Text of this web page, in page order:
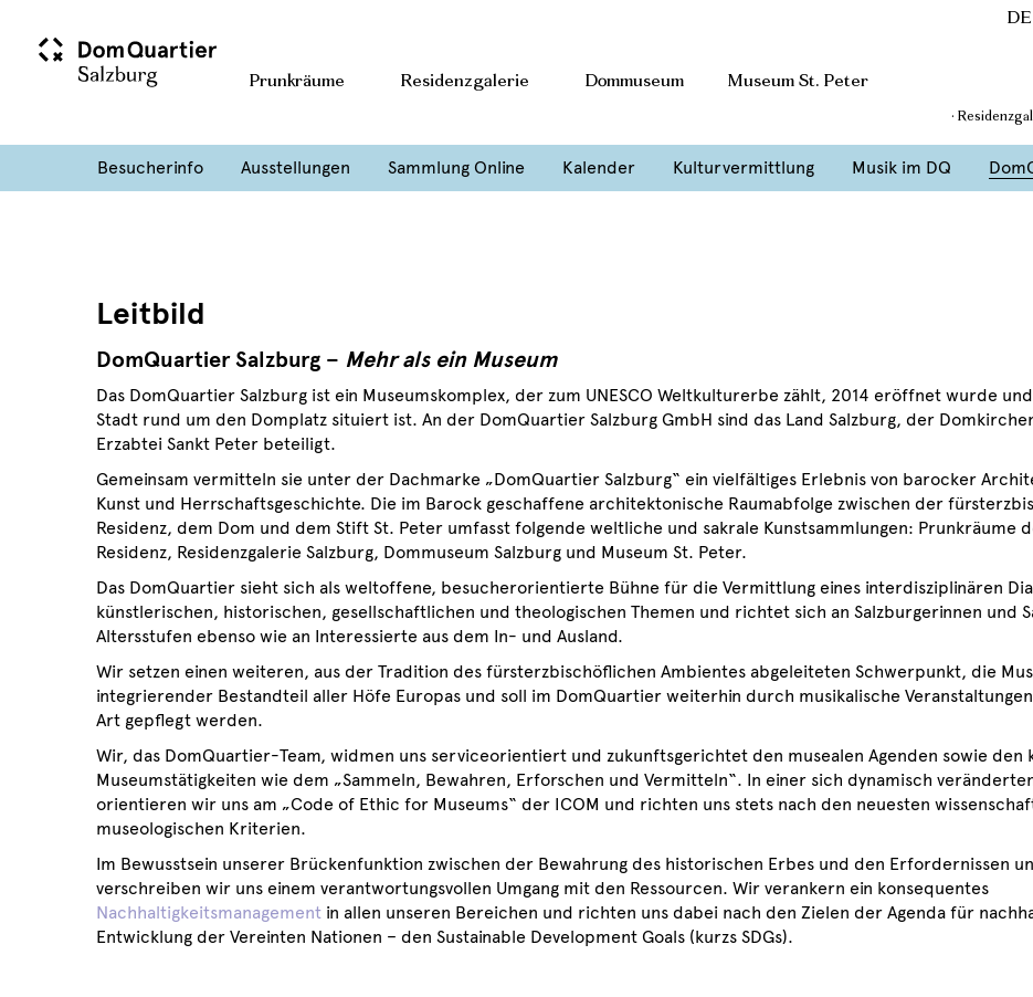
DE
Prunkräume Residenzgalerie Dommuseum Museum St. Peter
·
Besucherinfo Ausstellungen Sammlung Online Kalender Kulturvermittlung Musik im DQ
Leitbild
DomQuartier Salzburg – Mehr als ein Museum
Das DomQuartier Salzburg ist ein Museumskomplex, der zum UNESCO Weltkulturerbe zählt, 2014 eröffnet wurde
Stadt rund um den Domplatz situiert ist. An der DomQuartier Salzburg GmbH sind das Land Salzburg, der
Erzabtei Sankt Peter beteiligt.
Gemeinsam vermitteln sie unter der Dachmarke „DomQuartier Salzburg“ ein vielfältiges Erlebnis von barocker
Kunst und Herrschaftsgeschichte. Die im Barock geschaffene architektonische Raumabfolge zwischen der
Residenz, dem Dom und dem Stift St. Peter umfasst folgende weltliche und sakrale Kunstsammlungen: Prunkräume
Residenz, Residenzgalerie Salzburg, Dommuseum Salzburg und Museum St. Peter.
Das DomQuartier sieht sich als weltoffene, besucherorientierte Bühne für die Vermittlung eines interdisziplinären
künstlerischen, historischen, gesellschaftlichen und theologischen Themen und richtet sich an Salzburgerinnen und
Altersstufen ebenso wie an Interessierte aus dem In- und Ausland.
Wir setzen einen weiteren, aus der Tradition des fürsterzbischöflichen Ambientes abgeleiteten Schwerpunkt, die
integrierender Bestandteil aller Höfe Europas und soll im DomQuartier weiterhin durch musikalische
Art gepflegt werden.
Wir, das DomQuartier-Team, widmen uns serviceorientiert und zukunftsgerichtet den musealen Agenden sowie den
Museumstätigkeiten wie dem „Sammeln, Bewahren, Erforschen und Vermitteln“. In einer sich dynamisch
orientieren wir uns am „Code of Ethic for Museums“ der ICOM und richten uns stets nach den neuesten
museologischen Kriterien.
Im Bewusstsein unserer Brückenfunktion zwischen der Bewahrung des historischen Erbes und den Erfordernissen
verschreiben wir uns einem verantwortungsvollen Umgang mit den Ressourcen. Wir verankern ein konsequentes
Nachhaltigkeitsmanagement in allen unseren Bereichen und richten uns dabei nach den Zielen der Agenda für
Entwicklung der Vereinten Nationen – den Sustainable Development Goals (kurzs SDGs).